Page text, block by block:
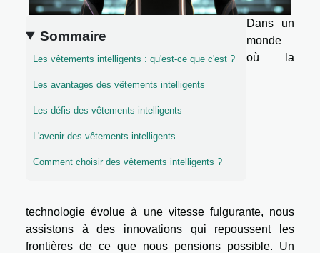
Sommaire
Les vêtements intelligents : qu'est-ce que c'est ?
Les avantages des vêtements intelligents
Les défis des vêtements intelligents
L'avenir des vêtements intelligents
Comment choisir des vêtements intelligents ?
Dans un
monde
où la
technologie évolue à une vitesse fulgurante, nous
assistons à des innovations qui repoussent les
frontières de ce que nous pensions possible. Un